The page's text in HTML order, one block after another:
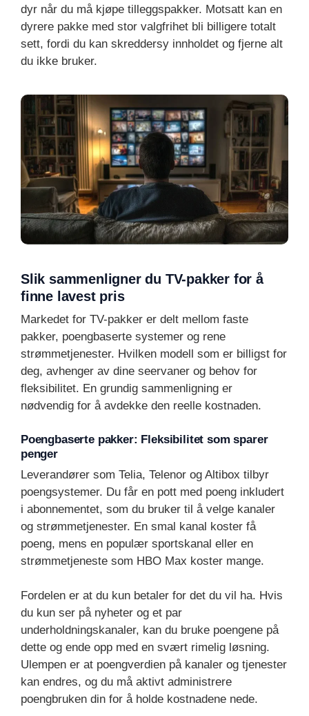
dyr når du må kjøpe tilleggspakker. Motsatt kan en
dyrere pakke med stor valgfrihet bli billigere totalt
sett, fordi du kan skreddersy innholdet og fjerne alt
du ikke bruker.
Slik sammenligner du TV-pakker for å
finne lavest pris
Markedet for TV-pakker er delt mellom faste
pakker, poengbaserte systemer og rene
strømmetjenester. Hvilken modell som er billigst for
deg, avhenger av dine seervaner og behov for
fleksibilitet. En grundig sammenligning er
nødvendig for å avdekke den reelle kostnaden.
Poengbaserte pakker: Fleksibilitet som sparer
penger
Leverandører som Telia, Telenor og Altibox tilbyr
poengsystemer. Du får en pott med poeng inkludert
i abonnementet, som du bruker til å velge kanaler
og strømmetjenester. En smal kanal koster få
poeng, mens en populær sportskanal eller en
strømmetjeneste som HBO Max koster mange.
Fordelen er at du kun betaler for det du vil ha. Hvis
du kun ser på nyheter og et par
underholdningskanaler, kan du bruke poengene på
dette og ende opp med en svært rimelig løsning.
Ulempen er at poengverdien på kanaler og tjenester
kan endres, og du må aktivt administrere
poengbruken din for å holde kostnadene nede.